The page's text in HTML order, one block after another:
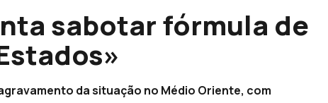
sabotar fórmula de
da situação no Médio Oriente, com